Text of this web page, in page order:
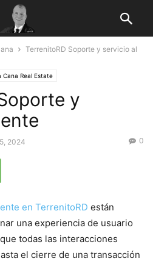
TerrenitoRD Soporte y servicio al
Cana Real Estate
y
2024 0
en TerrenitoRD están
una experiencia de usuario
todas las interacciones
el cierre de una transacción